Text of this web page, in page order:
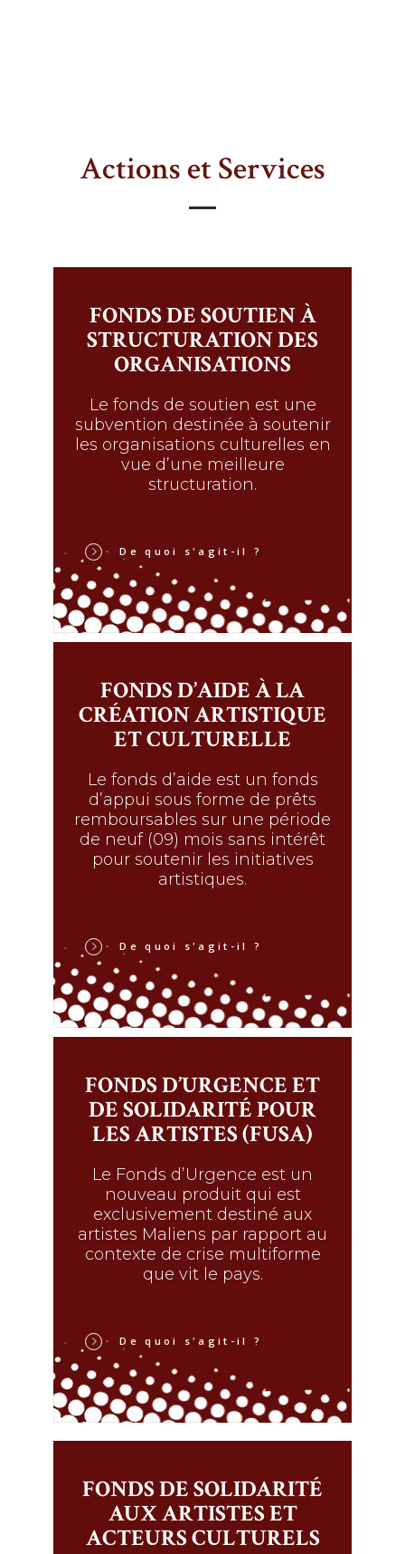
Actions et Services
FONDS DE SOUTIEN À
STRUCTURATION DES
ORGANISATIONS
Le fonds de soutien est une
subvention destinée à soutenir
les organisations culturelles en
vue d’une meilleure
structuration.
De quoi s'agit-il ?
FONDS D’AIDE À LA
CRÉATION ARTISTIQUE
ET CULTURELLE
Le fonds d’aide est un fonds
d’appui sous forme de prêts
remboursables sur une période
de neuf (09) mois sans intérêt
pour soutenir les initiatives
artistiques.
De quoi s'agit-il ?
FONDS D’URGENCE ET
DE SOLIDARITÉ POUR
LES ARTISTES (FUSA)
Le Fonds d’Urgence est un
nouveau produit qui est
exclusivement destiné aux
artistes Maliens par rapport au
contexte de crise multiforme
que vit le pays.
De quoi s'agit-il ?
FONDS DE SOLIDARITÉ
AUX ARTISTES ET
ACTEURS CULTURELS